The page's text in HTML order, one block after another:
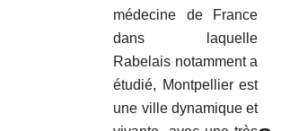
médecine de France
dans laquelle
Rabelais notamment a
étudié, Montpellier est
une ville dynamique et